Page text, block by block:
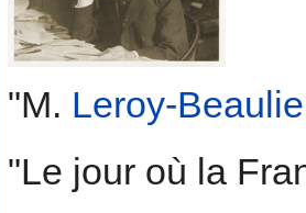
"M. Leroy-
"Le jour où la